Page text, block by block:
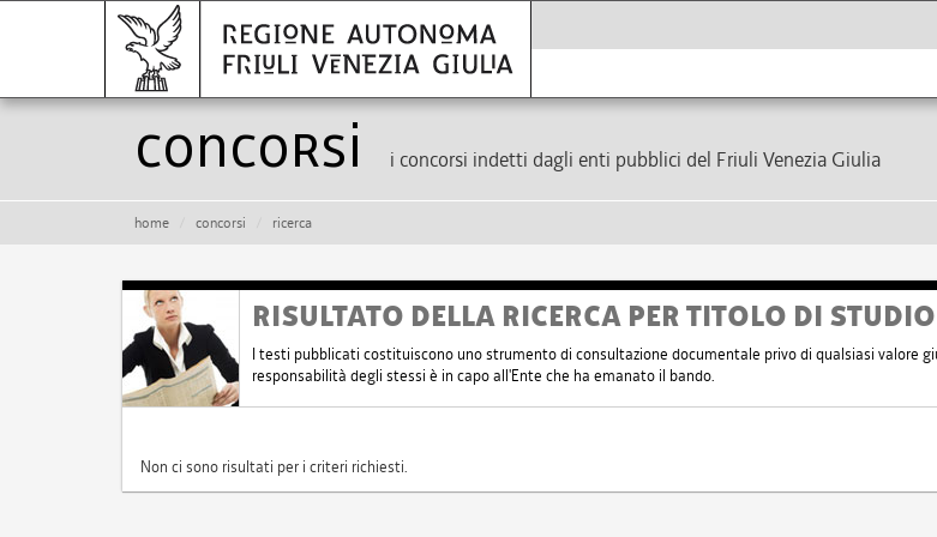
Concorsi i concorsi indetti dagli enti pubblici del Friuli Venezia Giulia
home concorsi ricerca
RISULTATO DELLA RICERCA PER TITOLO DI STUDIO
I testi pubblicati costituiscono uno strumento di consultazione documentale privo di qualsiasi valore
responsabilità degli stessi è in capo all'Ente che ha emanato il bando.
Non ci sono risultati per i criteri richiesti.